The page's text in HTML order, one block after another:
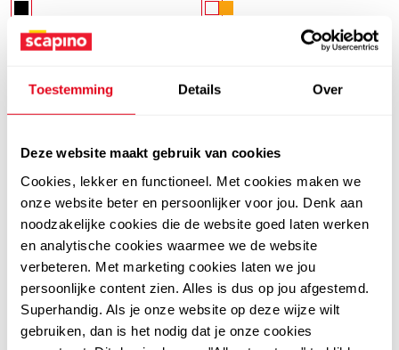
Toestemming Details Over
Deze website maakt gebruik van cookies
Cookies, lekker en functioneel. Met cookies maken we
onze website beter en persoonlijker voor jou. Denk aan
noodzakelijke cookies die de website goed laten werken
en analytische cookies waarmee we de website
verbeteren. Met marketing cookies laten we jou
persoonlijke content zien. Alles is dus op jou afgestemd.
Superhandig. Als je onze website op deze wijze wilt
gebruiken, dan is het nodig dat je onze cookies
Nike
Nike JR. Phantom 6 Low
Club IC Erling Haaland
zaalschoenen groen
99
Nike
Nike Tiempo Legend 10
Club MG heren
voetbalschoenen zwart
99